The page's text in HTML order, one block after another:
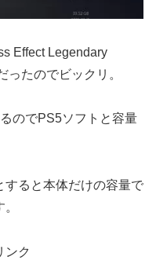
Effect Legendary
ったのでビックリ。
のでPS5ソフトと容量
すると本体だけの容量で
ンク